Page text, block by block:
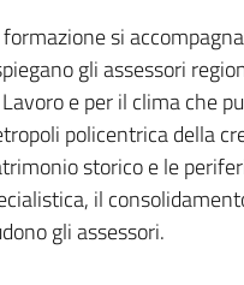
formazione si
gli assessori
e per il clima che
policentrica della
storico e le
il
gli assessori.